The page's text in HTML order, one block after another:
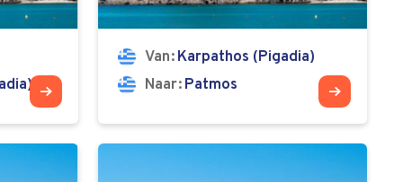
Van
Karpathos (Pigadia)
Naar
Patmos